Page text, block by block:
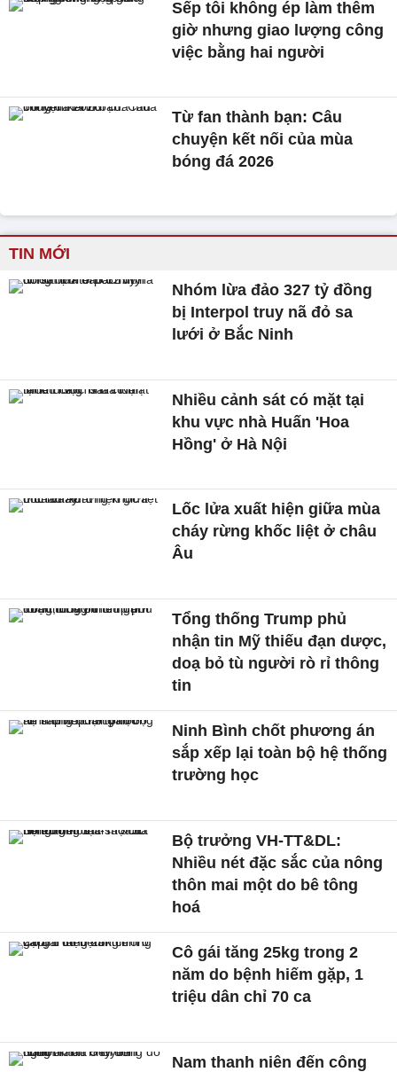
Sếp tôi không ép làm thêm
giờ nhưng giao lượng công
việc bằng hai người
Từ fan thành bạn: Câu
chuyện kết nối của mùa
bóng đá 2026
TIN MỚI
Nhóm lừa đảo 327 tỷ đồng
bị Interpol truy nã đỏ sa
lưới ở Bắc Ninh
Nhiều cảnh sát có mặt tại
khu vực nhà Huấn 'Hoa
Hồng' ở Hà Nội
Lốc lửa xuất hiện giữa mùa
cháy rừng khốc liệt ở châu
Âu
Tổng thống Trump phủ
nhận tin Mỹ thiếu đạn dược,
doạ bỏ tù người rò rỉ thông
tin
Ninh Bình chốt phương án
sắp xếp lại toàn bộ hệ thống
trường học
Bộ trưởng VH-TT&DL:
Nhiều nét đặc sắc của nông
thôn mai một do bê tông
hoá
Cô gái tăng 25kg trong 2
năm do bệnh hiếm gặp, 1
triệu dân chỉ 70 ca
Nam thanh niên đến công